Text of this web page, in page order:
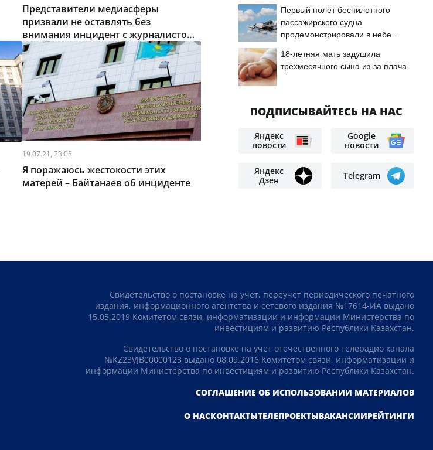
Представители медиасферы
призвали не оставлять без
внимания инцидент с журналистом
госканала в Алматы
19.07.21, 23:08
Я поражаюсь жестокости этих
матерей – Байтанаев об инциденте
Первый полёт беспилотного
пассажирского судна
продемонстрировали в небе
18-летняя мать задушила
трёхмесячного сына из-за плача
ПОДПИСЫВАЙТЕСЬ НА НАС
Яндекс
новости
Google
новости
Яндекс
Дзен
Telegram
Свидетельство о постановке на учет, переучет периодического печатного
издания, информационного агентства и сетевого издания №17614-ИА выдано
15.03.2019 Комитетом связи, информатизации и информации Министерства по
инвестициям и развитию Республики Казахстан.
Свидетельство о постановке на учет отечественного телерадио канала
№KZ23VJB00000123 выдано 08.09.2016 Комитетом связи, информатизации и
информации Министерства по инвестициям и развитию Республики Казахстан.
СОГЛАШЕНИЕ ОБ ИСПОЛЬЗОВАНИИ МАТЕРИАЛОВ
О НАСКОНТАКТЫТЕЛЕПРОЕКТЫВАКАНСИИРЕЙТИНГИ